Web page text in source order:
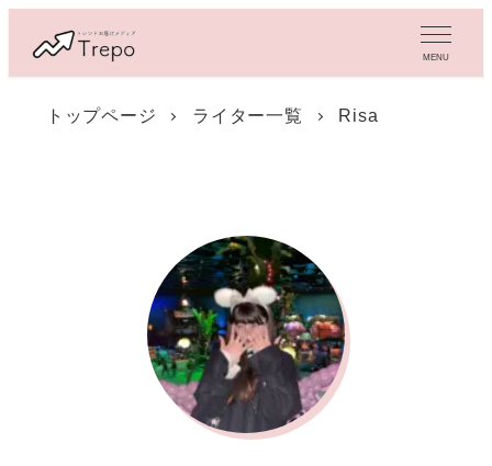
MENU
トップページ ライター一覧 Risa